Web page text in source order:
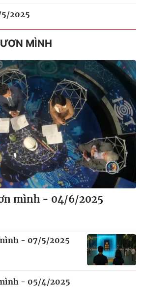
5/2025
MÌNH
mình - 04/6/2025
- 07/5/2025
- 05/4/2025